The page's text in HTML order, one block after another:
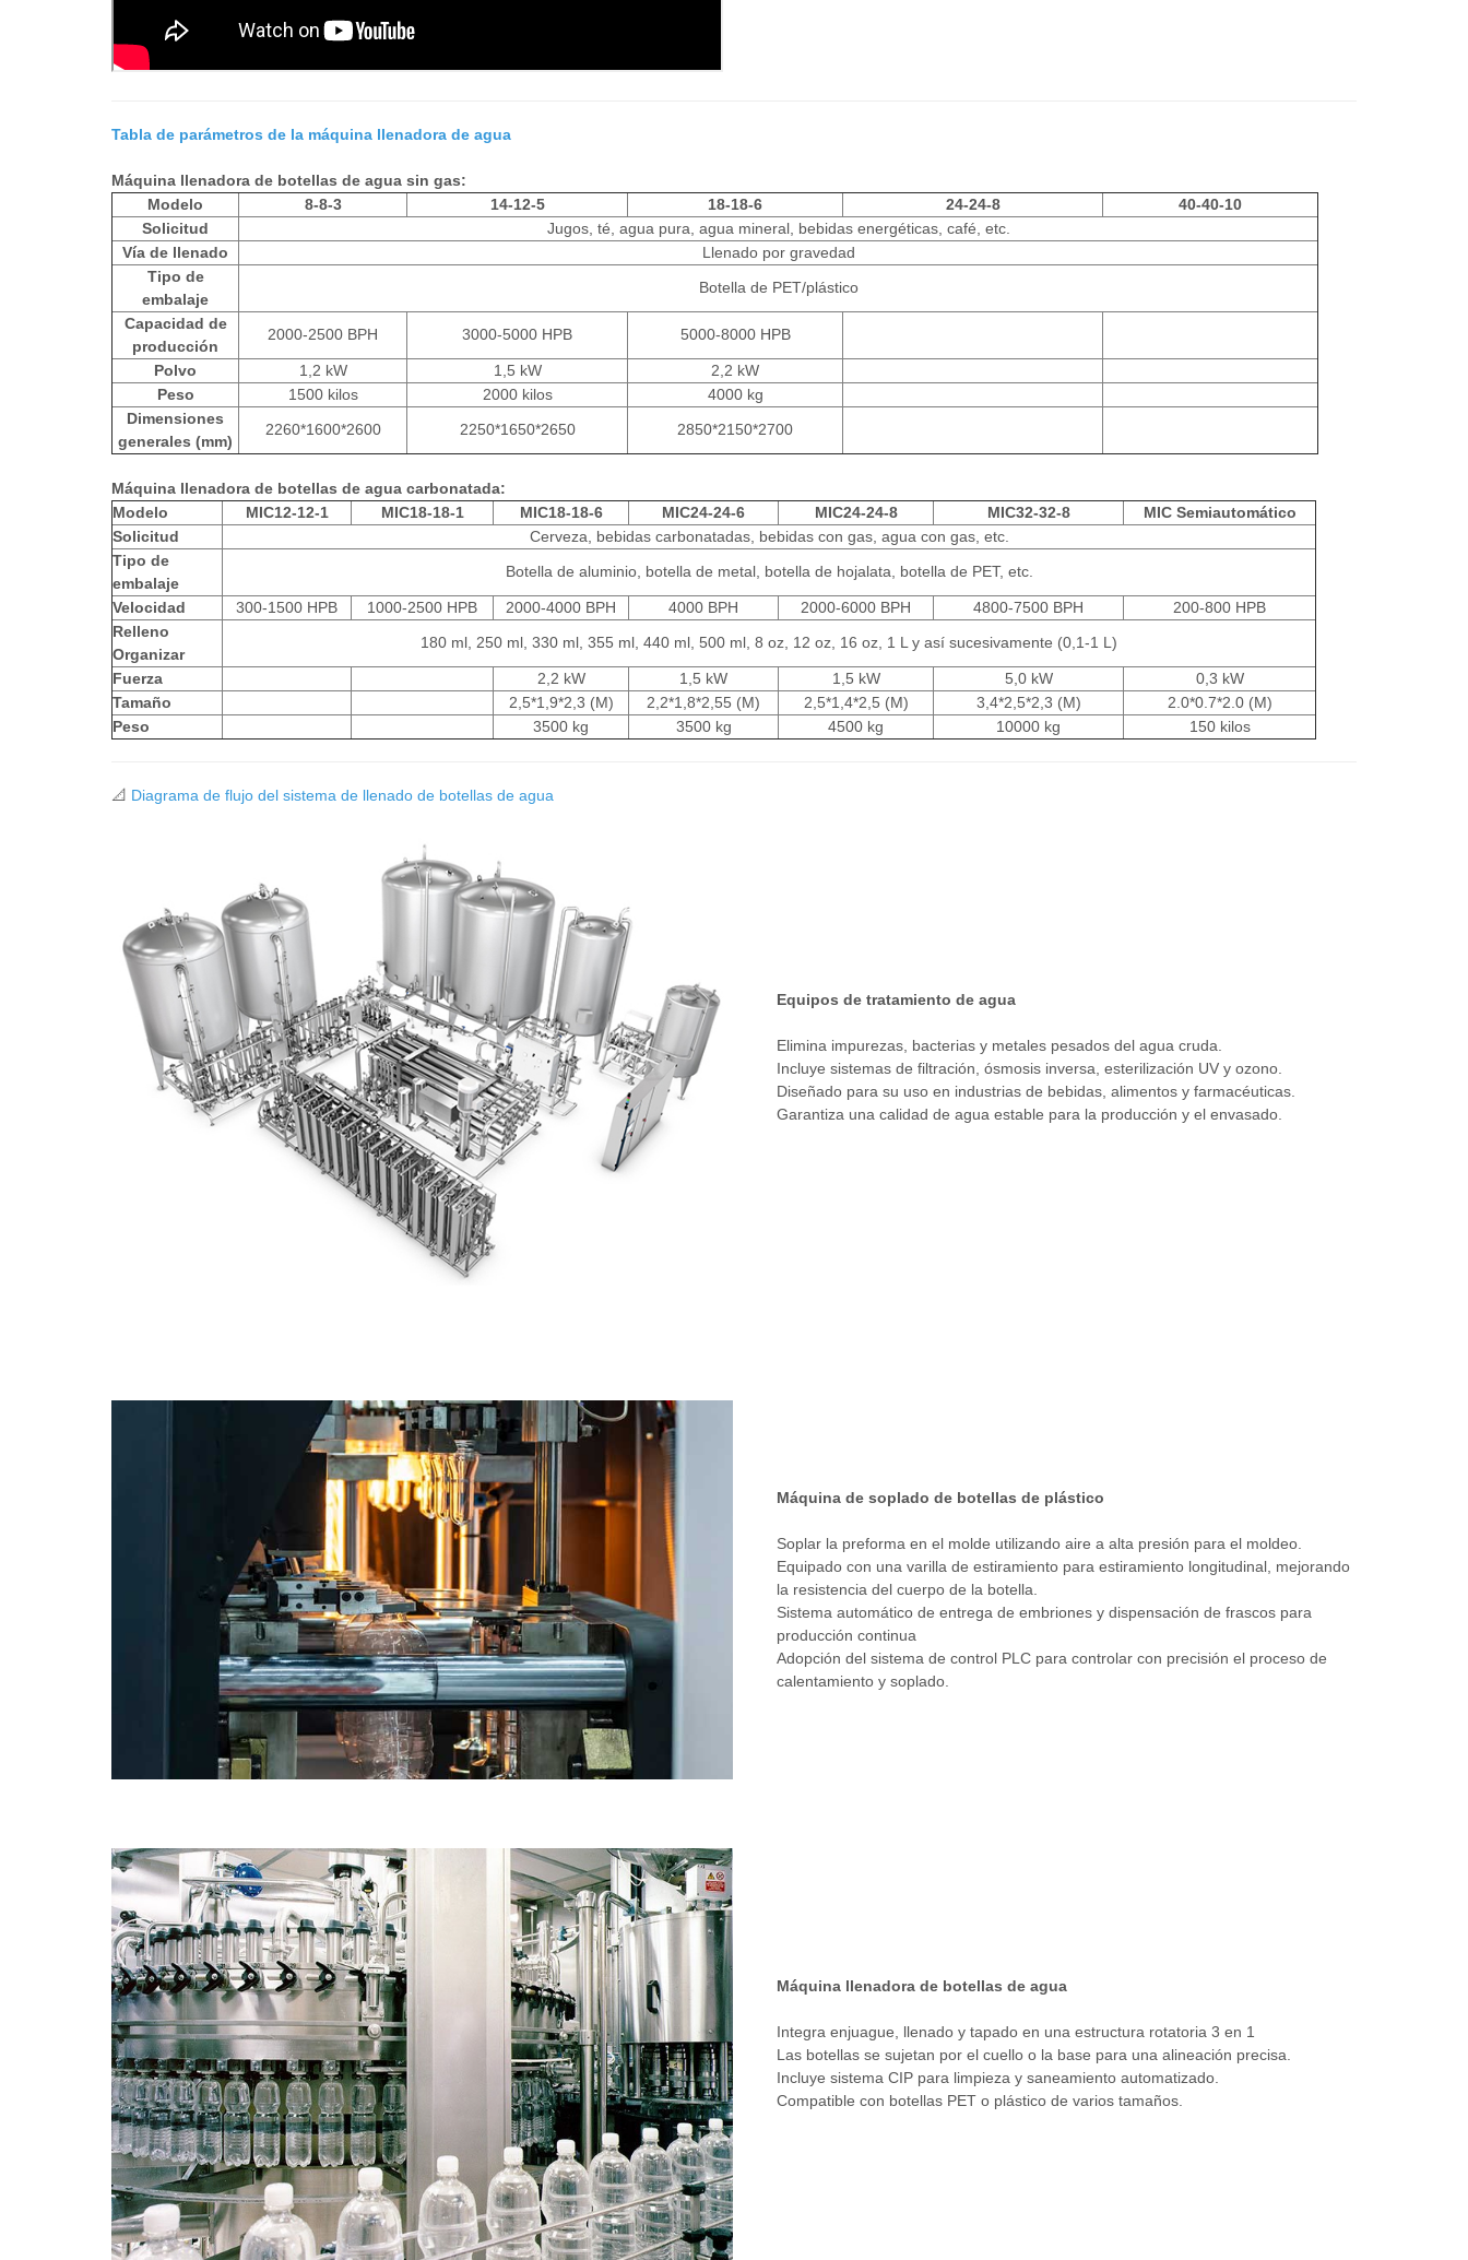
Tabla de parámetros de la máquina llenadora de agua
Máquina llenadora de botellas de agua sin gas:
Modelo
8-8-3 14-12-5 18-18-6 24-24-8
40-40-10
Solicitud
Jugos, té, agua pura, agua mineral, bebidas energéticas, café, etc.
Vía de llenado
Llenado por gravedad
Tipo de
embalaje
Botella de PET/plástico
Capacidad de
producción
2000-2500 BPH 3000-5000 HPB 5000-8000 HPB
Polvo 1,2 kW 1,5 kW
2,2 kW
Peso
1500 kilos 2000 kilos
4000 kg
Dimensiones
generales (mm)
2260*1600*2600 2250*1650*2650 2850*2150*2700
Máquina llenadora de botellas de agua carbonatada:
Modelo
MIC12-12-1 MIC18-18-1 MIC18-18-6 MIC24-24-6 MIC24-24-8 MIC32-32-8
MIC Semiautomático
Solicitud
Cerveza, bebidas carbonatadas, bebidas con gas, agua con gas, etc.
Tipo de
embalaje
Botella de aluminio, botella de metal, botella de hojalata, botella de PET, etc.
Velocidad 300-1500 HPB 1000-2500 HPB 2000-4000 BPH 4000 BPH 2000-6000 BPH 4800-7500 BPH
200-800 HPB
Relleno
Organizar
180 ml, 250 ml, 330 ml, 355 ml, 440 ml, 500 ml, 8 oz, 12 oz, 16 oz, 1 L y así sucesivamente (0,1-1 L)
Fuerza 2,2 kW 1,5 kW 1,5 kW 5,0 kW
0,3 kW
Tamaño
2,5*1,9*2,3 (M) 2,2*1,8*2,55 (M) 2,5*1,4*2,5 (M) 3,4*2,5*2,3 (M)
2.0*0.7*2.0 (M)
Peso
3500 kg 3500 kg 4500 kg 10000 kg 150 kilos
📐 Diagrama de flujo del sistema de llenado de botellas de agua
Equipos de tratamiento de agua
Elimina impurezas, bacterias y metales pesados del agua cruda.
Incluye sistemas de filtración, ósmosis inversa, esterilización UV y ozono.
Diseñado para su uso en industrias de bebidas, alimentos y farmacéuticas.
Garantiza una calidad de agua estable para la producción y el envasado.
Máquina de soplado de botellas de plástico
Soplar la preforma en el molde utilizando aire a alta presión para el moldeo.
Equipado con una varilla de estiramiento para estiramiento longitudinal, mejorando
la resistencia del cuerpo de la botella.
Sistema automático de entrega de embriones y dispensación de frascos para
producción continua
Adopción del sistema de control PLC para controlar con precisión el proceso de
calentamiento y soplado.
Máquina llenadora de botellas de agua
Integra enjuague, llenado y tapado en una estructura rotatoria 3 en 1
Las botellas se sujetan por el cuello o la base para una alineación precisa.
Incluye sistema CIP para limpieza y saneamiento automatizado.
Compatible con botellas PET o plástico de varios tamaños.